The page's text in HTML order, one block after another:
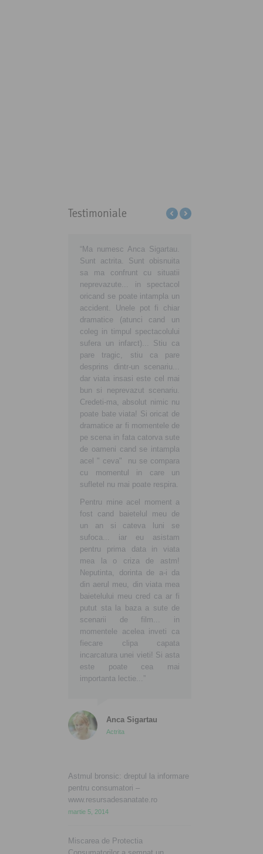
Testimoniale
“Ma numesc Anca Sigartau.
Sunt actrita. Sunt obisnuita
sa ma confrunt cu situatii
neprevazute... in spectacol
oricand se poate intampla un
accident. Unele pot fi chiar
dramatice (atunci cand un
coleg in timpul spectacolului
sufera un infarct)... Stiu ca
pare tragic, stiu ca pare
desprins dintr-un scenariu...
dar viata insasi este cel mai
bun si neprevazut scenariu.
Credeti-ma, absolut nimic nu
poate bate viata! Si oricat de
dramatice ar fi momentele de
pe scena in fata catorva sute
de oameni cand se intampla
acel " ceva" nu se compara
cu momentul in care un
sufletel nu mai poate respira.
Pentru mine acel moment a
fost cand baietelul meu de
un an si cateva luni se
sufoca... iar eu asistam
pentru prima data in viata
mea la o criza de astm!
Neputinta, dorinta de a-i da
din aerul meu, din viata mea
baietelului meu cred ca ar fi
putut sta la baza a sute de
scenarii de film... in
momentele acelea inveti ca
fiecare clipa capata
incarcatura unei vieti! Si asta
este poate cea mai
importanta lectie...”
Anca Sigartau
Actrita
Astmul bronsic: dreptul la informare
pentru consumatori –
www.resursadesanatate.ro
martie 5, 2014
Miscarea de Protectia